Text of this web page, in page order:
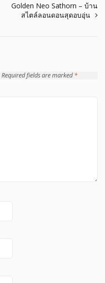
Golden Neo Sathorn – บ้าน
สไตล์ลอนดอนสุดอบอุ่น
Required fields are marked*